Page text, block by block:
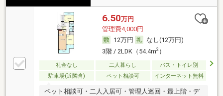
6.50万円
管理費4,000円
12万円
なし(12万円)
3階 / 2LDK（54.4m2）
礼金なし 二人暮らし
バス・トイレ別
駐車場(近隣含)
ペット相談可 インターネット無料
ペット相談可・二人入居可・管理人巡回・最上階・デ